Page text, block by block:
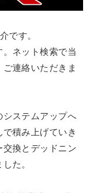
です。
ネット検索で当
連絡いただきま
ステムアップへ
積み上げていき
換とデッドニン
た。